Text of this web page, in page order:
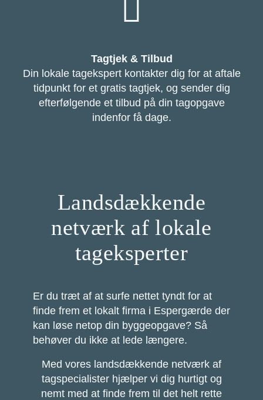
Tagtjek & Tilbud
Din lokale tagekspert kontakter dig for at aftale
tidpunkt for et gratis tagtjek, og sender dig
efterfølgende et tilbud på din tagopgave
indenfor få dage.
Landsdækkende
netværk af lokale
tageksperter
Er du træt af at surfe nettet tyndt for at
finde frem et lokalt firma i Espergærde der
kan løse netop din byggeopgave? Så
behøver du ikke at lede længere.
Med vores landsdækkende netværk af
tagspecialister hjælper vi dig hurtigt og
nemt med at finde frem til det helt rette